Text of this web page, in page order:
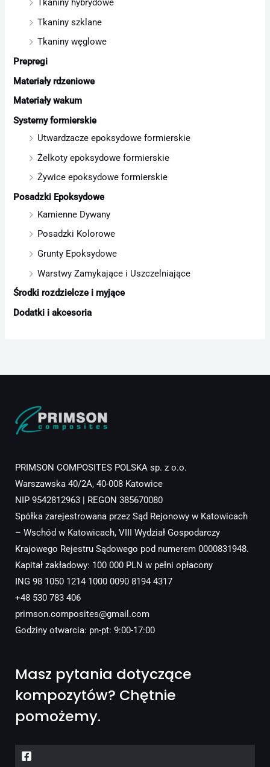
Tkaniny hybrydowe
Tkaniny szklane
Tkaniny węglowe
Prepregi
Materiały rdzeniowe
Materiały wakum
Systemy formierskie
Utwardzacze epoksydowe formierskie
Żelkoty epoksydowe formierskie
Żywice epoksydowe formierskie
Posadzki Epoksydowe
Kamienne Dywany
Posadzki Kolorowe
Grunty Epoksydowe
Warstwy Zamykające i Uszczelniające
Środki rozdzielcze i myjące
Dodatki i akcesoria
PRIMSON COMPOSITES POLSKA sp. z o.o.
Warszawska 40/2A, 40-008 Katowice
NIP 9542812963 | REGON 385670080
Spółka zarejestrowana przez Sąd Rejonowy w Katowicach
– Wschód w Katowicach, VIII Wydział Gospodarczy
Krajowego Rejestru Sądowego pod numerem 0000831948.
Kapitał zakładowy: 100 000 PLN w pełni opłacony
ING 98 1050 1214 1000 0090 8194 4317
+48 530 783 406
primson.composites@gmail.com
Godziny otwarcia: pn-pt: 9:00-17:00
Masz pytania dotyczące
kompozytów? Chętnie
pomożemy.